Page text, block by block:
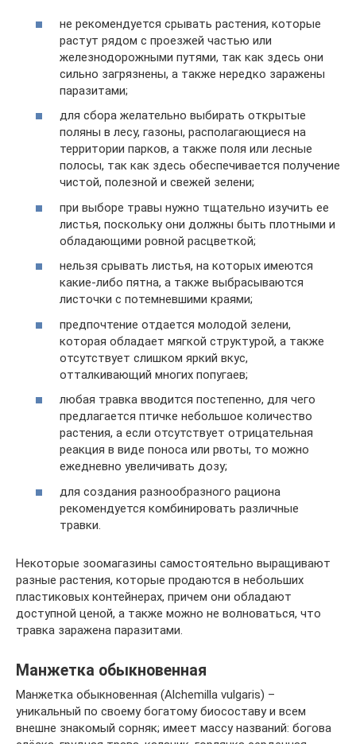
не рекомендуется срывать растения, которые
растут рядом с проезжей частью или
железнодорожными путями, так как здесь они
сильно загрязнены, а также нередко заражены
паразитами;
для сбора желательно выбирать открытые
поляны в лесу, газоны, располагающиеся на
территории парков, а также поля или лесные
полосы, так как здесь обеспечивается получение
чистой, полезной и свежей зелени;
при выборе травы нужно тщательно изучить ее
листья, поскольку они должны быть плотными и
обладающими ровной расцветкой;
нельзя срывать листья, на которых имеются
какие-либо пятна, а также выбрасываются
листочки с потемневшими краями;
предпочтение отдается молодой зелени,
которая обладает мягкой структурой, а также
отсутствует слишком яркий вкус,
отталкивающий многих попугаев;
любая травка вводится постепенно, для чего
предлагается птичке небольшое количество
растения, а если отсутствует отрицательная
реакция в виде поноса или рвоты, то можно
ежедневно увеличивать дозу;
для создания разнообразного рациона
рекомендуется комбинировать различные
травки.
Некоторые зоомагазины самостоятельно выращивают
разные растения, которые продаются в небольших
пластиковых контейнерах, причем они обладают
доступной ценой, а также можно не волноваться, что
травка заражена паразитами.
Манжетка обыкновенная
Манжетка обыкновенная (Alchemilla vulgaris) –
уникальный по своему богатому биосоставу и всем
внешне знакомый сорняк; имеет массу названий: богова